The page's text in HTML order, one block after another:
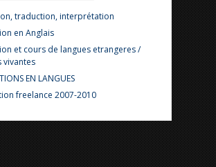
traduction, interprétation
en Anglais
et cours de langues etrangeres /
vivantes
EN LANGUES
freelance 2007-2010